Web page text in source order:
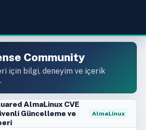
Community
için bilgi, deneyim ve içerik
AlmaLinux CVE
Güncelleme ve
AlmaLinux